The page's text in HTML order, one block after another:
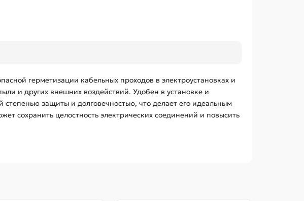
герметизации кабельных проходов в электроустановках и
и других внешних воздействий. Удобен в установке и
защиты и долговечностью, что делает его идеальным
сохранить целостность электрических соединений и повысить